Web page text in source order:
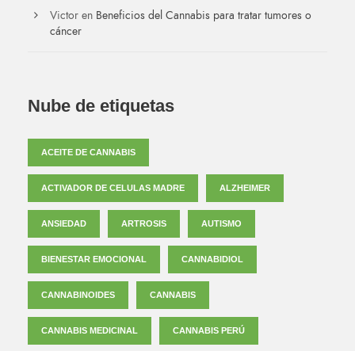
Victor en Beneficios del Cannabis para tratar tumores o
cáncer
Nube de etiquetas
ACEITE DE CANNABIS
ACTIVADOR DE CELULAS MADRE ALZHEIMER
ANSIEDAD ARTROSIS AUTISMO
BIENESTAR EMOCIONAL CANNABIDIOL
CANNABINOIDES CANNABIS
CANNABIS MEDICINAL CANNABIS PERÚ